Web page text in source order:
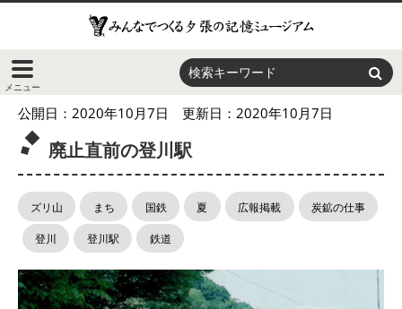
公開日： 2020年10月7日 更新日： 2020年10月7日
廃止直前の登川駅
ズリ山 まち 国鉄 夏 広報掲載 炭鉱の仕事
登川 登川駅 鉄道